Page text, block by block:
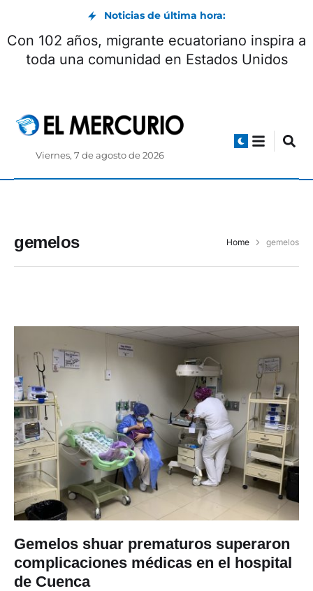
Noticias de última hora:
Con 102 años, migrante ecuatoriano inspira a
toda una comunidad en Estados Unidos
Viernes, 7 de agosto de 2026
gemelos Home gemelos
Gemelos shuar prematuros superaron
complicaciones médicas en el hospital
de Cuenca